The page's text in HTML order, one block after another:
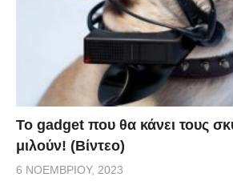
Το gadget που θα κάνει τους
μιλούν! (Βίντεο)
6 ΝΟΕΜΒΡΊΟΥ, 2023